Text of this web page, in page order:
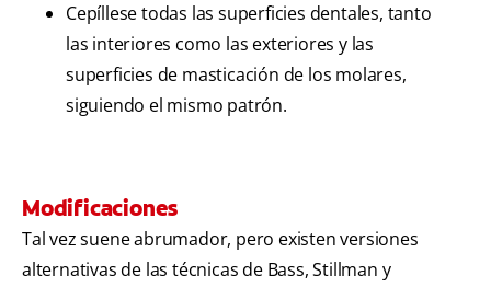
Cepíllese todas las superficies dentales, tanto
las interiores como las exteriores y las
superficies de masticación de los molares,
siguiendo el mismo patrón.
Modificaciones
Tal vez suene abrumador, pero existen versiones
alternativas de las técnicas de Bass, Stillman y